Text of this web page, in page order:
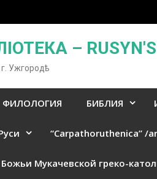
– RUSYN'S
Ужгородѣ
ФИЛОЛОГИЯ БИБЛИЯ
“Carpathoruthenica” /
Мукачевской греко-